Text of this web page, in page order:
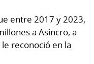
entre 2017 y 2023,
a Asincro, a
reconoció en la